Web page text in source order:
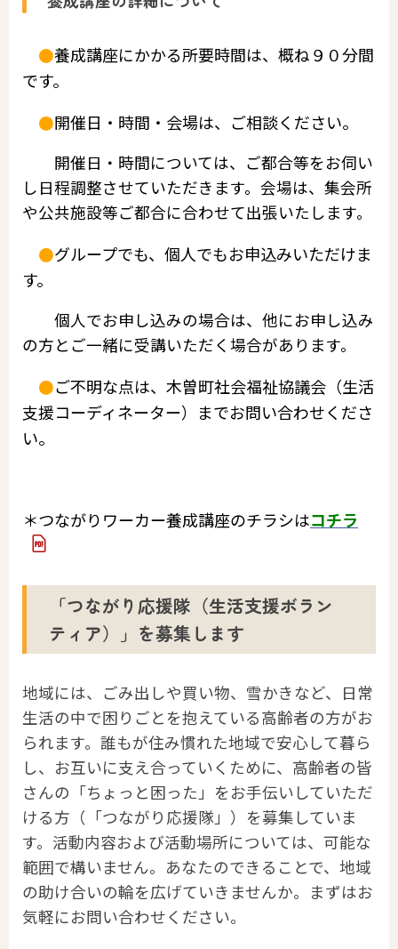
●養成講座にかかる所要時間は、概ね９０分間
です。
●開催日・時間・会場は、ご相談ください。
開催日・時間については、ご都合等をお伺い
し日程調整させていただきます。会場は、集会所
や公共施設等ご都合に合わせて出張いたします。
●グループでも、個人でもお申込みいただけま
す。
個人でお申し込みの場合は、他にお申し込み
の方とご一緒に受講いただく場合があります。
●ご不明な点は、木曽町社会福祉協議会（生活
支援コーディネーター）までお問い合わせくださ
い。
＊つながりワーカー養成講座のチラシはコチラ
「つながり応援隊（生活支援ボラン
ティア）」を募集します
地域には、ごみ出しや買い物、雪かきなど、日常
生活の中で困りごとを抱えている高齢者の方がお
られます。誰もが住み慣れた地域で安心して暮ら
し、お互いに支え合っていくために、高齢者の皆
さんの「ちょっと困った」をお手伝いしていただ
ける方（「つながり応援隊」）を募集していま
す。活動内容および活動場所については、可能な
範囲で構いません。あなたのできることで、地域
の助け合いの輪を広げていきませんか。まずはお
気軽にお問い合わせください。